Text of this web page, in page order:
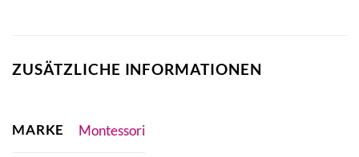
ZUSÄTZLICHE INFORMATIONEN
MARKE Montessori